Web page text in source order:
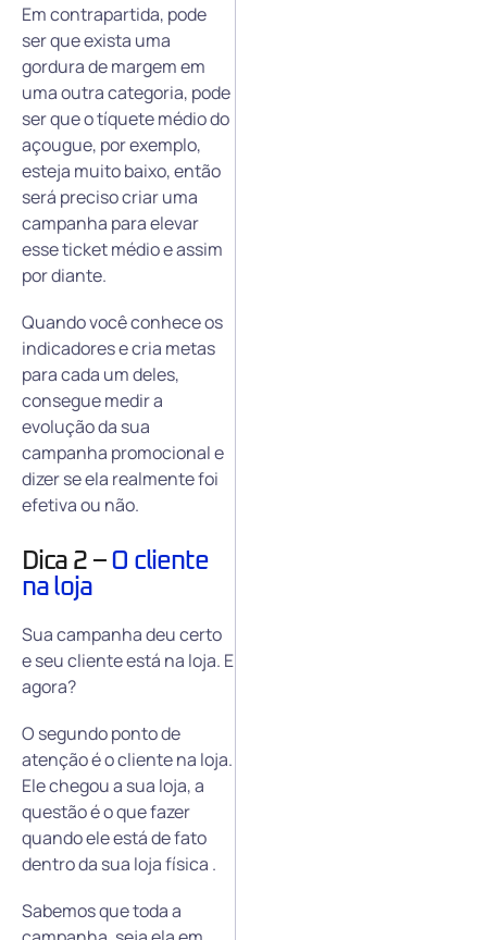
Em contrapartida, pode
ser que exista uma
gordura de margem em
uma outra categoria, pode
ser que o tíquete médio do
açougue, por exemplo,
esteja muito baixo, então
será preciso criar uma
campanha para elevar
esse ticket médio e assim
por diante.
Quando você conhece os
indicadores e cria metas
para cada um deles,
consegue medir a
evolução da sua
campanha promocional e
dizer se ela realmente foi
efetiva ou não.
Dica 2 – O cliente
na loja
Sua campanha deu certo
e seu cliente está na loja. E
agora?
O segundo ponto de
atenção é o cliente na loja.
Ele chegou a sua loja, a
questão é o que fazer
quando ele está de fato
dentro da sua loja física .
Sabemos que toda a